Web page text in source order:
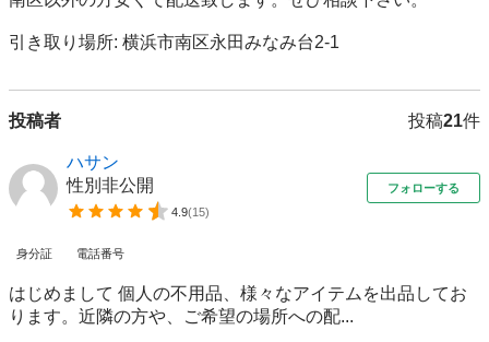
引き取り場所: 横浜市南区永田みなみ台2-1
投稿者 投稿21件
ハサン
性別非公開
4.9(15)
フォローする
身分証 電話番号
はじめまして 個人の不用品、様々なアイテムを出品してお
ります。近隣の方や、ご希望の場所への配...